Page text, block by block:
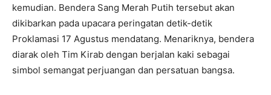
kemudian. Bendera Sang Merah Putih tersebut akan
dikibarkan pada upacara peringatan detik-detik
Proklamasi 17 Agustus mendatang. Menariknya, bendera
diarak oleh Tim Kirab dengan berjalan kaki sebagai
simbol semangat perjuangan dan persatuan bangsa.